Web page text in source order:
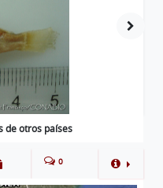
de otros países
0